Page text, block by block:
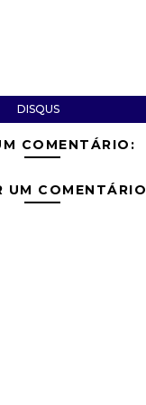
DISQUS
COMENTÁRIO:
UM COMENTÁRIO